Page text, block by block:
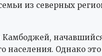
из северных
населения. Однако